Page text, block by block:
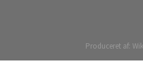
Produceret af: